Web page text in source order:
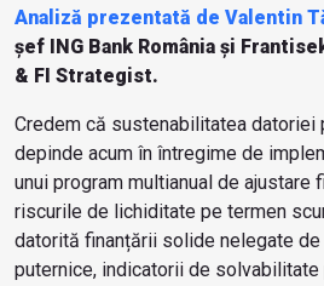
Analiză prezentată de Valentin
șef ING Bank România și
& FI Strategist.
Credem că sustenabilitatea datoriei
depinde acum în întregime de
unui program multianual de ajustare
riscurile de lichiditate pe termen
datorită finanțării solide nelegate
puternice, indicatorii de solvabilitate